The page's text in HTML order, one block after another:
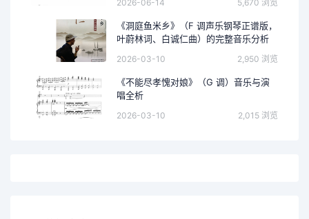
2026-06-14 5,670 浏览
《洞庭鱼米乡》（F 调声乐钢琴正谱版，
叶蔚林词、白诚仁曲）的完整音乐分析
2026-03-10 2,950 浏览
《不能尽孝愧对娘》（G 调）音乐与演
唱全析
2026-03-10 2,015 浏览